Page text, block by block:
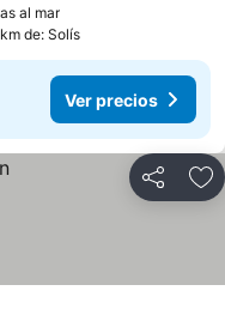
al mar
de: Solís
Ver precios
Compartir